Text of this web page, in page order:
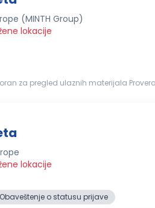
(MINTH Group)
lokacije
Odgovoran za pregled ulaznih materijala Provera
lokacije
Obaveštenje o statusu prijave